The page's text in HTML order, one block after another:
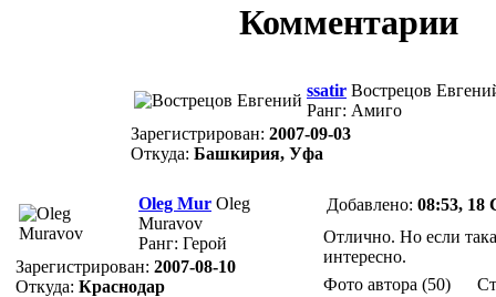
Комментарии
ssatir Вострецов
Ранг: Амиго
Зарегистрирован: 2007-09-03
Откуда: Башкирия, Уфа
Oleg Mur Oleg
Muravov
Ранг: Герой
Зарегистрирован: 2007-08-10
Откуда: Краснодар
Добавлено: 08:53, 18
Отлично. Но если
интересно.
Фото автора (50)